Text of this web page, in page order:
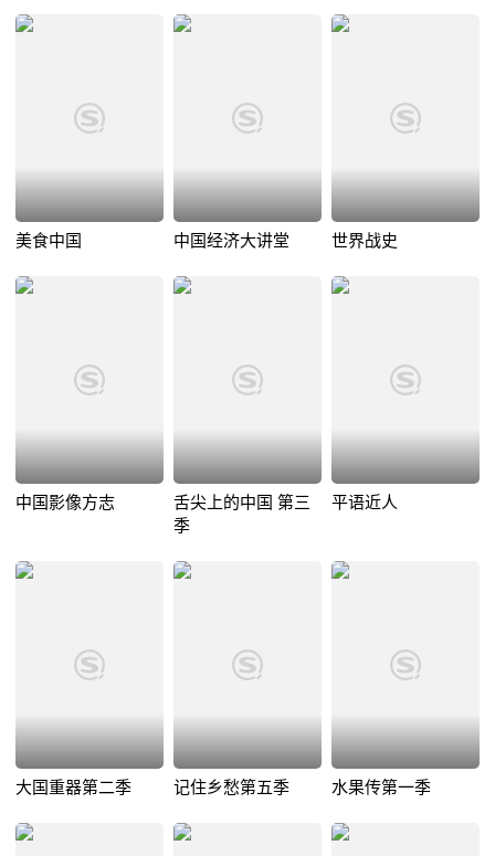
美食中国 中国经济大讲堂 世界战史
中国影像方志
舌尖上的中国 第三
季
平语近人
大国重器第二季 记住乡愁第五季 水果传第一季